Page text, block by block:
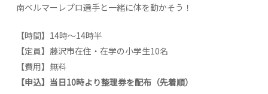
南ベルマーレプロ選手と一緒に体を動かそう！
【時間】14時～14時半
【定員】藤沢市在住・在学の小学生10名
【費用】無料
【申込】 当日10時より整理券を配布（先着順）